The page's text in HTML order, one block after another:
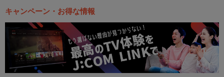
キャンペーン・お得な情報